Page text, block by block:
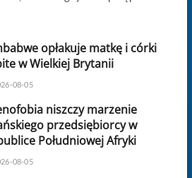
opłakuje matkę i córki
w Wielkiej Brytanii
08-05
niszczy marzenie
przedsiębiorcy w
Południowej Afryki
08-05